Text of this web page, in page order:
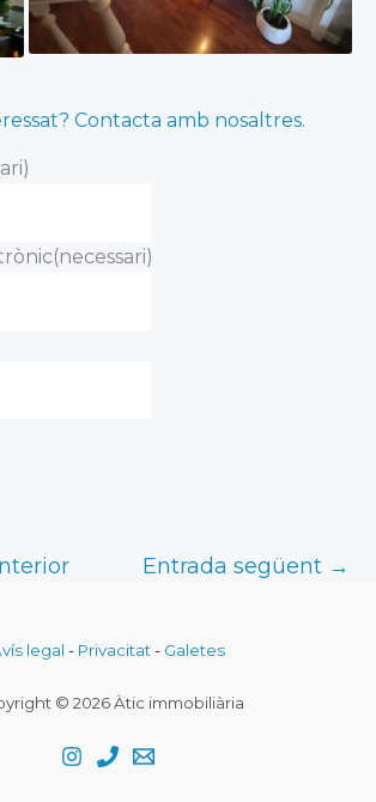
Contacta amb nosaltres.
(necessari)
Entrada següent →
legal - Privacitat- Galetes
© 2026 Àtic immobiliària